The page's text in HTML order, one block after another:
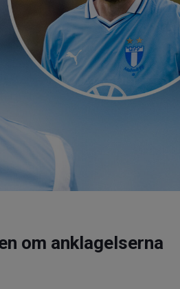
om anklagelserna